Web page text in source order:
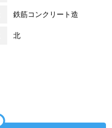
鉄筋コンクリート造
北